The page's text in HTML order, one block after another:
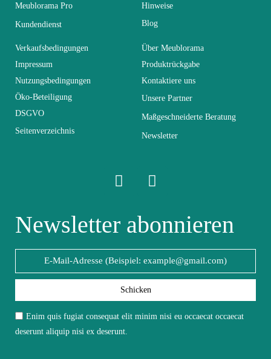
Farben Braun - Holz
Lieferzeiten (Anz.
Tage)
21
Abmessungen 260x150x40
Elektrisch Nicht elektrisch
Vorstellungsgespräch
mit einem feuchten
Mikrofasertuch
Fest Fest
Meublorama Pro
Kundendienst
Hinweise
Blog
Verkaufsbedingungen
Impressum
Nutzungsbedingungen
Öko-Beteiligung
DSGVO
Seitenverzeichnis
Über Meublorama
Produktrückgabe
Kontaktiere uns
Unsere Partner
Maßgeschneiderte Beratung
Newsletter
Newsletter abonnieren
Schicken
Enim quis fugiat consequat elit minim nisi eu occaecat occaecat
deserunt aliquip nisi ex deserunt.